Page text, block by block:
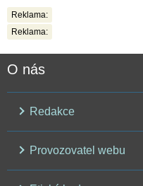
Reklama:
Reklama:
O nás
Redakce
Provozovatel webu